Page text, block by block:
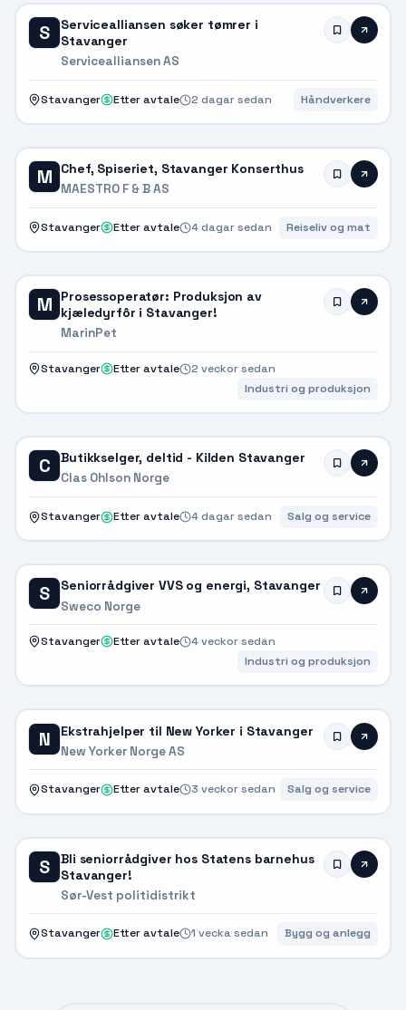
S
Servicealliansen søker tømrer i
Stavanger
Servicealliansen AS
Stavanger Etter avtale 2 dagar sedan Håndverkere
M Chef, Spiseriet, Stavanger Konserthus
MAESTRO F & B AS
Stavanger Etter avtale 4 dagar sedan Reiseliv og mat
M
Prosessoperatør: Produksjon av
kjæledyrfôr i Stavanger!
MarinPet
Stavanger Etter avtale
2 veckor sedan
Industri og produksjon
C Butikkselger, deltid - Kilden Stavanger
Clas Ohlson Norge
Stavanger Etter avtale 4 dagar sedan Salg og service
S Seniorrådgiver VVS og energi, Stavanger
Sweco Norge
Stavanger Etter avtale
4 veckor sedan
Industri og produksjon
N Ekstrahjelper til New Yorker i Stavanger
New Yorker Norge AS
Stavanger Etter avtale 3 veckor sedan Salg og service
S
Bli seniorrådgiver hos Statens barnehus
Stavanger!
Sør-Vest politidistrikt
Stavanger Etter avtale 1 vecka sedan Bygg og anlegg